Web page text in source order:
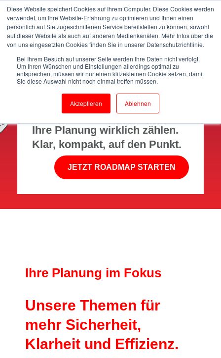
Diese Website speichert Cookies auf Ihrem Computer. Diese Cookies werden
verwendet, um Ihre Website-Erfahrung zu optimieren und Ihnen einen
persönlich auf Sie zugeschnittenen Service bereitstellen zu können, sowohl
auf dieser Website als auch auf anderen Medienkanälen. Mehr Infos über die
von uns eingesetzten Cookies finden Sie in unserer Datenschutzrichtlinie.
Bei Ihrem Besuch auf unserer Seite werden Ihre Daten nicht verfolgt.
Um Ihren Wünschen und Einstellungen allerdings optimal zu
entsprechen, müssen wir nur einen klitzekleinen Cookie setzen, damit
Sie diese Auswahl nicht noch einmal treffen müssen.
Akzeptieren Ablehnen
Ob Normen, Abdichtungen,
BIM oder Brandschutz – wir
zeigen, welche Themen für
Ihre Planung wirklich zählen.
Klar, kompakt, auf den Punkt.
JETZT ROADMAP STARTEN
Ihre Planung im Fokus
Unsere Themen für
mehr Sicherheit,
Klarheit und Effizienz.